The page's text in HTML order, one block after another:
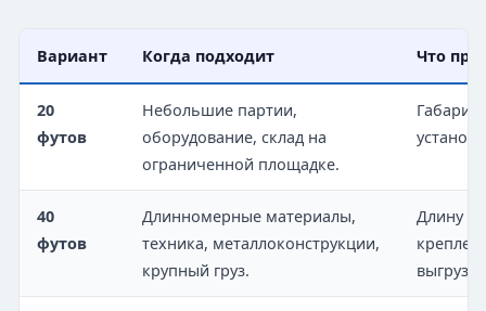
Вариант Когда подходит Что
20
футов
Небольшие партии,
оборудование, склад на
ограниченной площадке.
40
футов
Длинномерные материалы,
техника, металлоконструкции,
крупный груз.
Длину и